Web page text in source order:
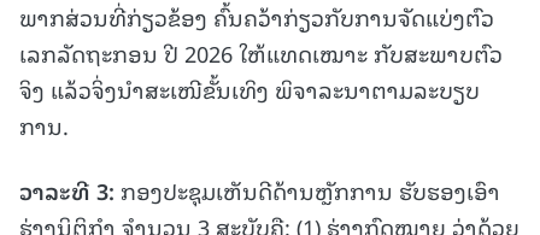
ພາກສ່ວນທີ່ກ່ຽວຂ້ອງ ຄົ້ນຄວ້າກ່ຽວກັບການຈັດແບ່ງຕົວ
ເລກລັດຖະກອນ ປີ 2026 ໃຫ້ແທດເໝາະ ກັບສະພາບຕົວ
ຈິງ ແລ້ວຈິ່ງນໍາສະເໜີຂັ້ນເທິງ ພິຈາລະນາຕາມລະບຽບ
ການ.
ວາລະທີ 3: ກອງປະຊຸມເຫັນດີດ້ານຫຼັກການ ຮັບຮອງເອົາ
ຮ່າງນິຕິກໍາ ຈໍານວນ 3 ສະບັບຄື: (1) ຮ່າງກົດໝາຍ ວ່າດ້ວຍ